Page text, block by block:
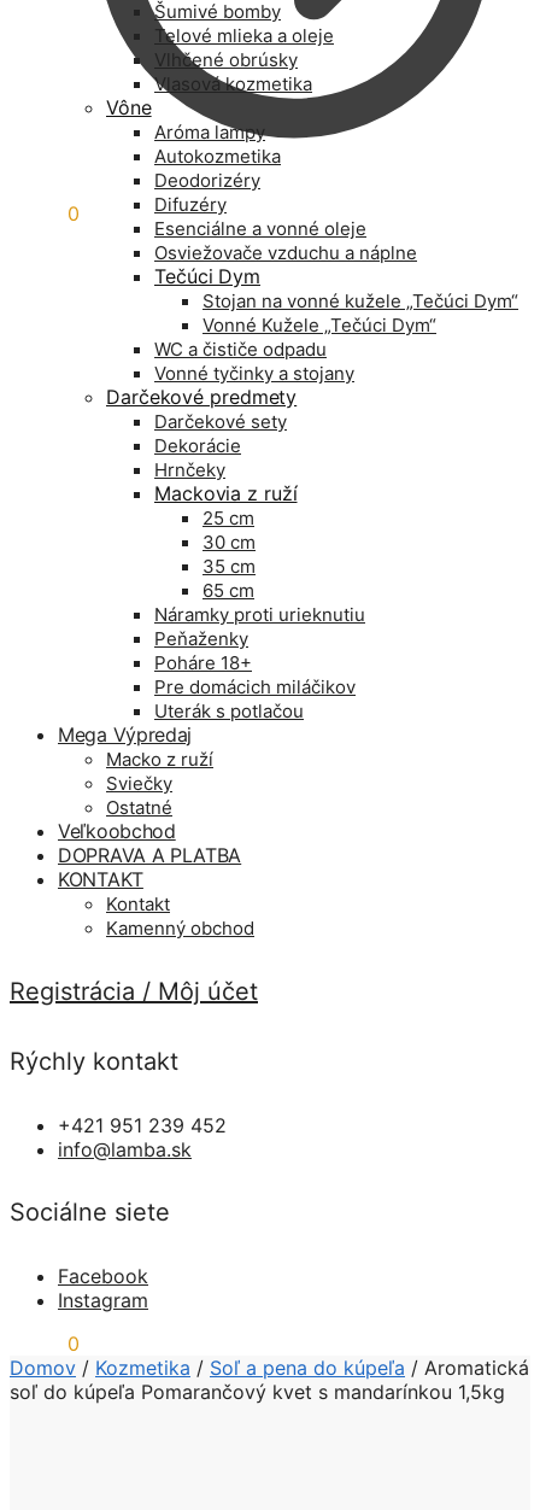
0
Šumivé bomby
Telové mlieka a oleje
Vlhčené obrúsky
Vlasová kozmetika
Vône
Aróma lampy
Autokozmetika
Deodorizéry
Difuzéry
Esenciálne a vonné oleje
Osviežovače vzduchu a náplne
Tečúci Dym
Stojan na vonné kužele „Tečúci Dym“
Vonné Kužele „Tečúci Dym“
WC a čističe odpadu
Vonné tyčinky a stojany
Darčekové predmety
Darčekové sety
Dekorácie
Hrnčeky
Mackovia z ruží
25 cm
30 cm
35 cm
65 cm
Náramky proti urieknutiu
Peňaženky
Poháre 18+
Pre domácich miláčikov
Uterák s potlačou
Mega Výpredaj
Macko z ruží
Sviečky
Ostatné
Veľkoobchod
DOPRAVA A PLATBA
KONTAKT
Kontakt
Kamenný obchod
Registrácia / Môj účet
Rýchly kontakt
+421 951 239 452
info@lamba.sk
Sociálne siete
Facebook
Instagram
0
Domov / Kozmetika / Soľ a pena do kúpeľa / Aromatická
soľ do kúpeľa Pomarančový kvet s mandarínkou 1,5kg